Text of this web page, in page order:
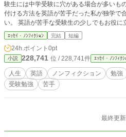
験生には中学受験に穴がある場合が多いものである。 その克服
付ける方法を英語が苦手だった私が独学で
い。 英語が苦手な受験生の少しでもお役
ｴｯｾｲ・ﾉﾝﾌｨｸｼｮﾝ 完結 短編
24h.ポイント 0pt
小説 228,741 位 / 228,741件 ｴｯｾｲ・ﾉﾝﾌｨｸｼ
人生 英語 ノンフィクション 勉強
受験勉強
苦手
最終更